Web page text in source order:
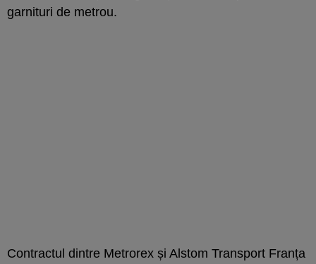
garnituri de metrou.
Contractul dintre Metrorex și Alstom Transport Franța